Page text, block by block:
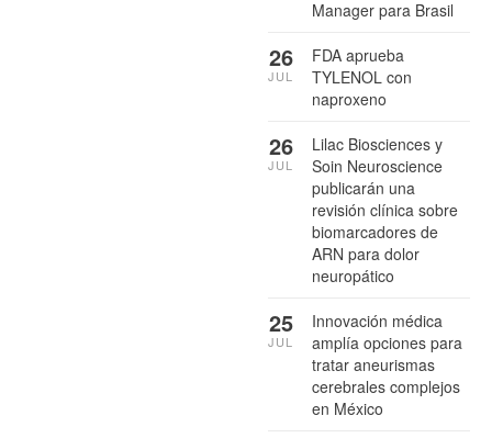
Manager para Brasil
FDA aprueba
TYLENOL con
naproxeno
26
JUL
Lilac Biosciences y
Soin Neuroscience
publicarán una
revisión clínica sobre
biomarcadores de
ARN para dolor
neuropático
26
JUL
Innovación médica
amplía opciones para
tratar aneurismas
cerebrales complejos
en México
25
JUL